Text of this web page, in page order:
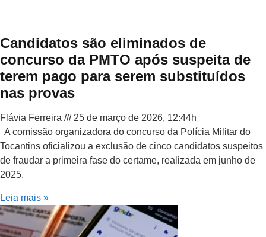
Candidatos são eliminados de
concurso da PMTO após suspeita de
terem pago para serem substituídos
nas provas
Flávia Ferreira
25 de março de 2026, 12:44h
A comissão organizadora do concurso da Polícia Militar do
Tocantins oficializou a exclusão de cinco candidatos suspeitos
de fraudar a primeira fase do certame, realizada em junho de
2025.
Leia mais »